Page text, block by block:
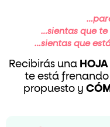
…sientas que te
…sientas que
Recibirás una HOJA
te está
propuesto y